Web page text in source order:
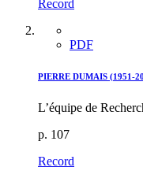
Record
PDF
PIERRE DUMAIS (1951-
L’équipe de
p. 107
Record